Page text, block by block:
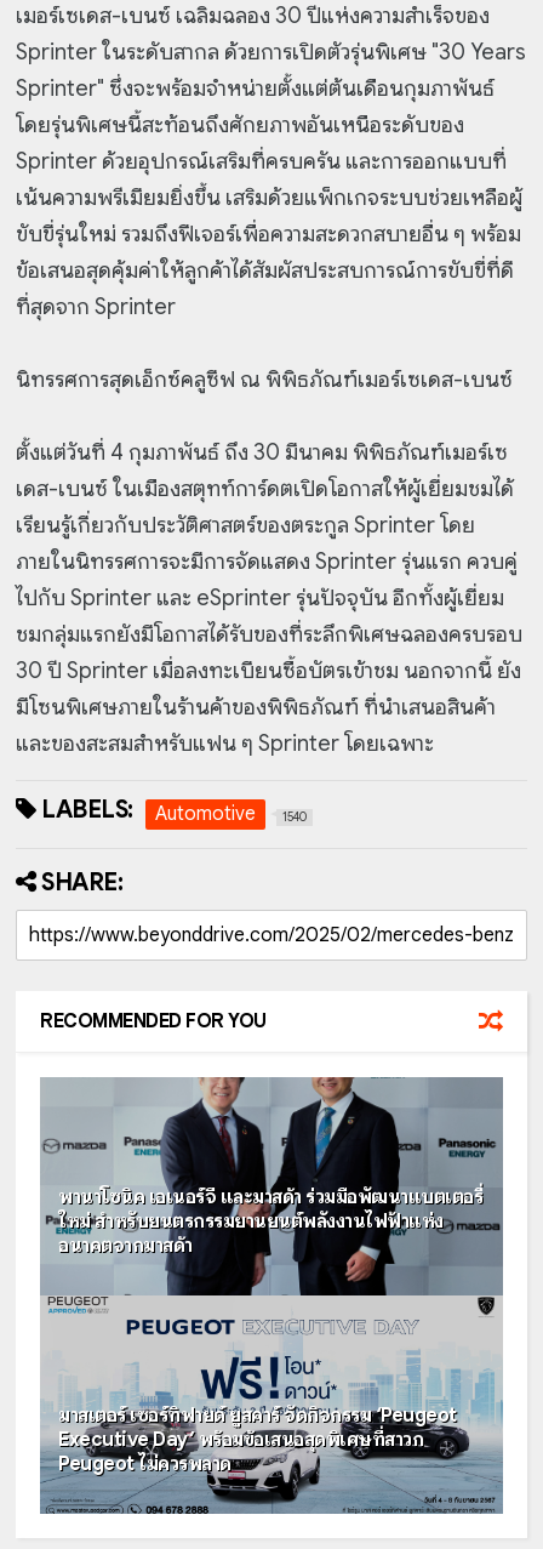
เมอร์เซเดส-เบนซ์ เฉลิมฉลอง 30 ปีแห่งความสำเร็จของ
Sprinter ในระดับสากล ด้วยการเปิดตัวรุ่นพิเศษ "30 Years
Sprinter" ซึ่งจะพร้อมจำหน่ายตั้งแต่ต้นเดือนกุมภาพันธ์
โดยรุ่นพิเศษนี้สะท้อนถึงศักยภาพอันเหนือระดับของ
Sprinter ด้วยอุปกรณ์เสริมที่ครบครัน และการออกแบบที่
เน้นความพรีเมียมยิ่งขึ้น เสริมด้วยแพ็กเกจระบบช่วยเหลือผู้
ขับขี่รุ่นใหม่ รวมถึงฟีเจอร์เพื่อความสะดวกสบายอื่น ๆ พร้อม
ข้อเสนอสุดคุ้มค่าให้ลูกค้าได้สัมผัสประสบการณ์การขับขี่ที่ดี
ที่สุดจาก Sprinter
นิทรรศการสุดเอ็กซ์คลูซีฟ ณ พิพิธภัณฑ์เมอร์เซเดส-เบนซ์
ตั้งแต่วันที่ 4 กุมภาพันธ์ ถึง 30 มีนาคม พิพิธภัณฑ์เมอร์เซ
เดส-เบนซ์ ในเมืองสตุทท์การ์ดตเปิดโอกาสให้ผู้เยี่ยมชมได้
เรียนรู้เกี่ยวกับประวัติศาสตร์ของตระกูล Sprinter โดย
ภายในนิทรรศการจะมีการจัดแสดง Sprinter รุ่นแรก ควบคู่
ไปกับ Sprinter และ eSprinter รุ่นปัจจุบัน อีกทั้งผู้เยี่ยม
ชมกลุ่มแรกยังมีโอกาสได้รับของที่ระลึกพิเศษฉลองครบรอบ
30 ปี Sprinter เมื่อลงทะเบียนซื้อบัตรเข้าชม นอกจากนี้ ยัง
มีโซนพิเศษภายในร้านค้าของพิพิธภัณฑ์ ที่นำเสนอสินค้า
และของสะสมสำหรับแฟน ๆ Sprinter โดยเฉพาะ
LABELS: Automotive 1540
SHARE:
RECOMMENDED FOR YOU
พานาโซนิค เอเนอร์จี และมาสด้า ร่วมมือพัฒนาแบตเตอรี่
ใหม่ สำหรับยนตรกรรมยานยนต์พลังงานไฟฟ้าแห่ง
อนาคตจากมาสด้า
มาสเตอร์ เซอร์ทิฟายด์ ยูสคาร์ จัดกิจกรรม ‘Peugeot
Executive Day’ พร้อมข้อเสนอสุดพิเศษที่สาวก
Peugeot ไม่ควรพลาด